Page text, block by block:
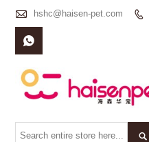
 hshc@haisen-pet.com 

